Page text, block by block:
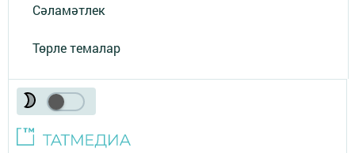
Сәламәтлек
Төрле темалар